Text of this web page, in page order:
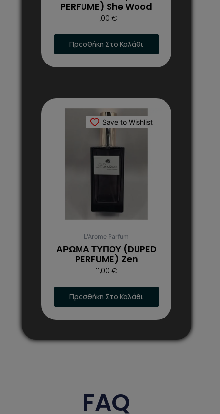
PERFUME) She Wood
11,00 €
Προσθήκη Στο Καλάθι
του
προϊόντος
Save to Wishlist
L'Arome Parfum
ΑΡΩΜΑ ΤΥΠΟΥ (DUPED
PERFUME) Zen
11,00 €
Προσθήκη Στο Καλάθι
το
προϊόν
έχει
παραλλαγές.
Οι
να
επιλεγούν
στη
σελίδα
του
προϊόντος
FAQ